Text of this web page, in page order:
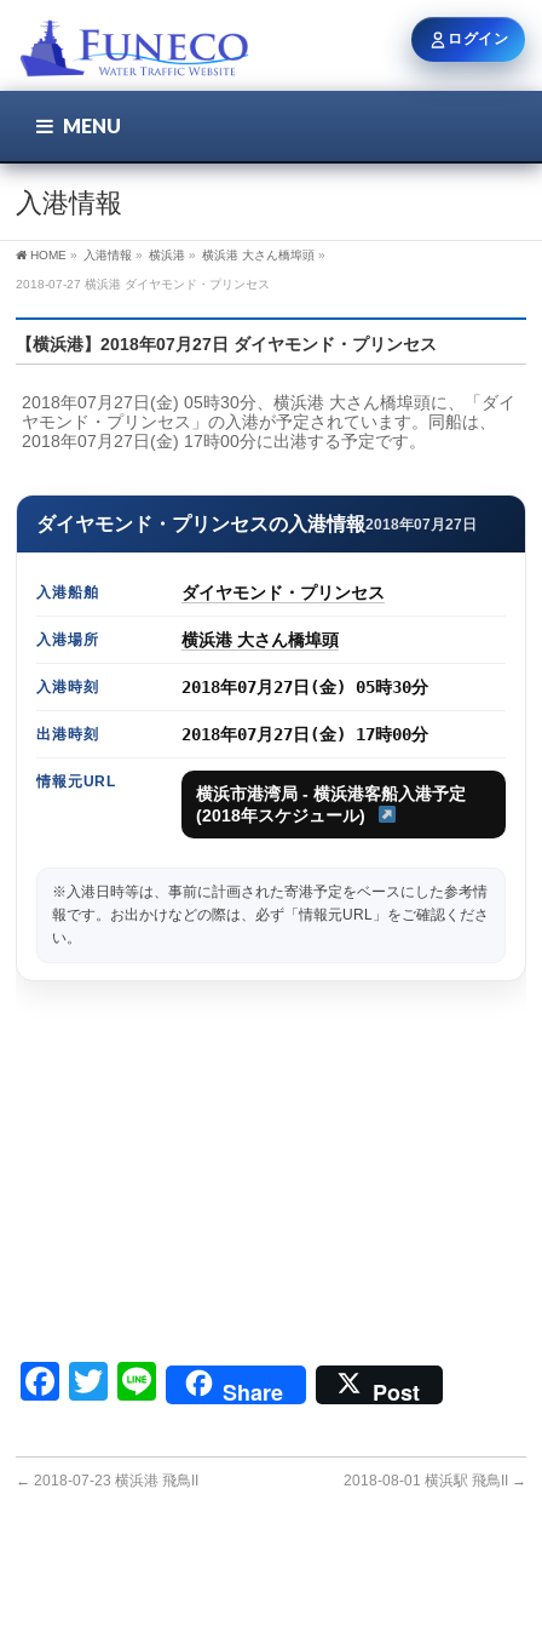
MENU
入港情報
HOME » 入港情報 » 横浜港 » 横浜港 大さん橋埠頭 »
2018-07-27 横浜港 ダイヤモンド・プリンセス
【横浜港】2018年07月27日 ダイヤモンド・プリンセス
2018年07月27日(金) 05時30分、横浜港 大さん橋埠頭に、「ダイ
ヤモンド・プリンセス」の入港が予定されています。同船は、
2018年07月27日(金) 17時00分に出港する予定です。
ダイヤモンド・プリンセスの入港情報2018年07月27日
入港船舶 ダイヤモンド・プリンセス
入港場所 横浜港 大さん橋埠頭
入港時刻 2018年07月27日(金) 05時30分
出港時刻 2018年07月27日(金) 17時00分
情報元URL
横浜市港湾局 - 横浜港客船入港予定
(2018年スケジュール)
※入港日時等は、事前に計画された寄港予定をベースにした参考情
報です。お出かけなどの際は、必ず「情報元URL」をご確認くださ
い。
Facebook
Twitter
LineShare Post
← 2018-07-23 横浜港 飛鳥II 2018-08-01 横浜駅 飛鳥II →
ログイン
ユーザー名 / メール
新規登録 パスワードを忘れた方